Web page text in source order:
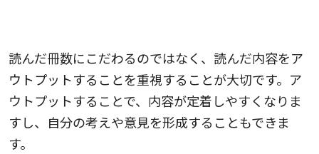
読んだ冊数にこだわるのではなく、読んだ内容をア
ウトプットすることを重視することが大切です。ア
ウトプットすることで、内容が定着しやすくなりま
すし、自分の考えや意見を形成することもできま
す。